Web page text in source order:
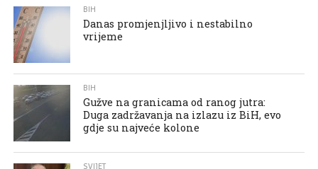
BIH
Danas promjenjljivo i nestabilno
vrijeme
BIH
Gužve na granicama od ranog jutra:
Duga zadržavanja na izlazu iz BiH, evo
gdje su najveće kolone
SVIJET